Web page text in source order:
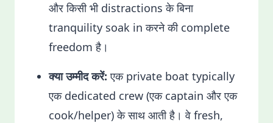
और किसी भी distractions के बिना
tranquility soak in करने की complete
freedom है।
क्या उम्मीद करें: एक private boat typically
एक dedicated crew (एक captain और एक
cook/helper) के साथ आती है। वे fresh,